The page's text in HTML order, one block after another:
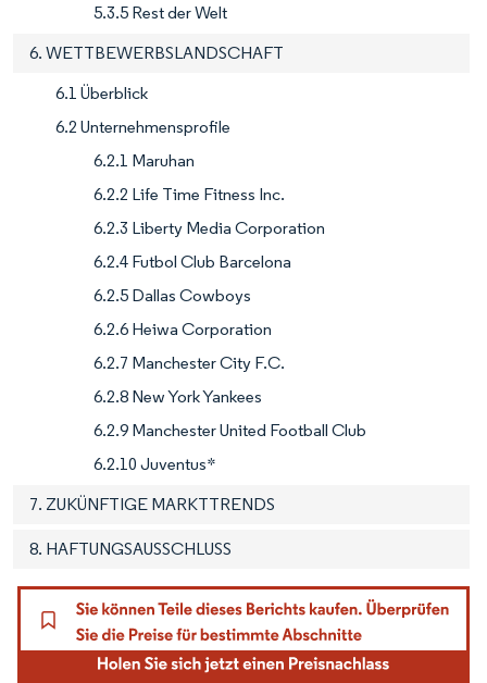
5.3.5 Rest der Welt
6. WETTBEWERBSLANDSCHAFT
6.1 Überblick
6.2 Unternehmensprofile
6.2.1 Maruhan
6.2.2 Life Time Fitness Inc.
6.2.3 Liberty Media Corporation
6.2.4 Futbol Club Barcelona
6.2.5 Dallas Cowboys
6.2.6 Heiwa Corporation
6.2.7 Manchester City F.C.
6.2.8 New York Yankees
6.2.9 Manchester United Football Club
6.2.10 Juventus*
7. ZUKÜNFTIGE MARKTTRENDS
8. HAFTUNGSAUSSCHLUSS